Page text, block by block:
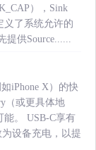
），Sink
义了系统允许的
提供Source......
iPhone X）的快
（或更具体地
能。 USB-C享有
设备充电，以提